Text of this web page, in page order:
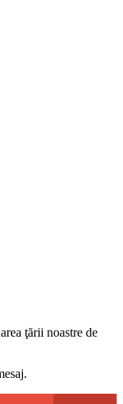
ţării noastre de